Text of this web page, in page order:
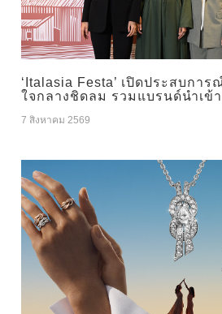
‘Italasia Festa’ เปิดประสบกา
ใจกลางชิดลม รวมแบรนด์นำเข้
7 สิงหาคม 2569